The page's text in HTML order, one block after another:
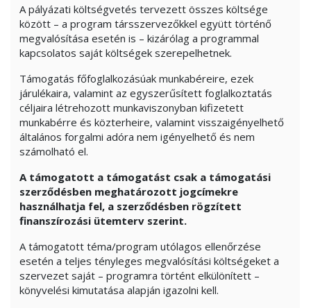
A pályázati költségvetés tervezett összes költsége
között – a program társszervezőkkel együtt történő
megvalósítása esetén is – kizárólag a programmal
kapcsolatos saját költségek szerepelhetnek.
Támogatás főfoglalkozásúak munkabéreire, ezek
járulékaira, valamint az egyszerűsített foglalkoztatás
céljaira létrehozott munkaviszonyban kifizetett
munkabérre és közterheire, valamint visszaigényelhető
általános forgalmi adóra nem igényelhető és nem
számolható el.
A támogatott a támogatást csak a támogatási
szerződésben meghatározott jogcímekre
használhatja fel, a szerződésben rögzített
finanszírozási ütemterv szerint.
A támogatott téma/program utólagos ellenőrzése
esetén a teljes tényleges megvalósítási költségeket a
szervezet saját – programra történt elkülönített –
könyvelési kimutatása alapján igazolni kell.